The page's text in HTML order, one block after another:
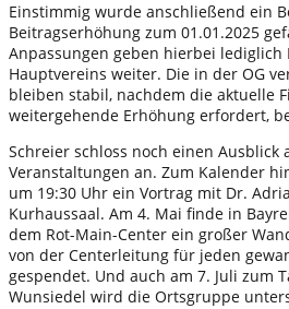
Einstimmig wurde anschließend ein
Beitragserhöhung zum 01.01.2025
Anpassungen geben hierbei lediglich
Hauptvereins weiter. Die in der OG
bleiben stabil, nachdem die aktuelle
weitergehende Erhöhung erfordert,
Schreier schloss noch einen Ausblick
Veranstaltungen an. Zum Kalender
um 19:30 Uhr ein Vortrag mit Dr.
Kurhaussaal. Am 4. Mai finde in
dem Rot-Main-Center ein großer
von der Centerleitung für jeden
gespendet. Und auch am 7. Juli zum
Wunsiedel wird die Ortsgruppe